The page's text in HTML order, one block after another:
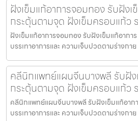
ฝังเข็มแก้อาการจอมทอง รับฝังเ
กระตุ้นตามจุด ฝังเข็มครอบแก้ว
ฝังเข็มแก้อาการจอมทอง รับฝังเข็มแก้อากา
บรรเทาอาการและ ความเจ็บปวดตามร่างก
คลีนิกแพทย์แผนจีนบางพลี รับฝัง
กระตุ้นตามจุด ฝังเข็มครอบแก้ว
คลีนิกแพทย์แผนจีนบางพลี รับฝังเข็มแก้อาก
บรรเทาอาการและ ความเจ็บปวดตามร่างก